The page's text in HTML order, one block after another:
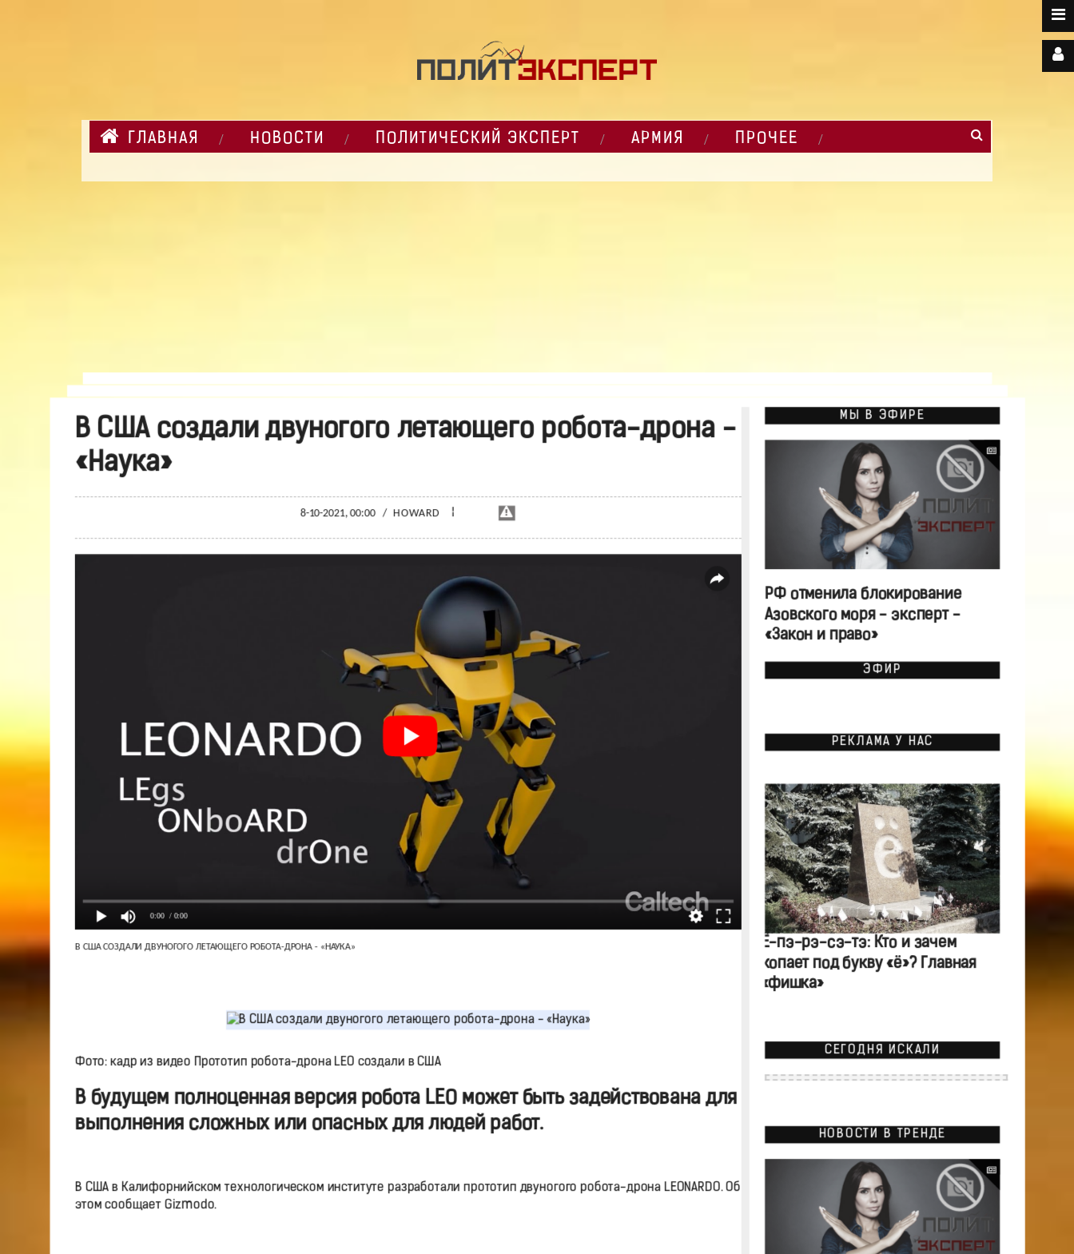
ГЛАВНАЯ НОВОСТИ ПОЛИТИЧЕСКИЙ ЭКСПЕРТ АРМИЯ ПРОЧЕЕ
В США создали двуногого летающего робота-дрона -
«Наука»
8-10-2021, 00:00 / HOWARD ¦
0:00 / 0:00
В США СОЗДАЛИ ДВУНОГОГО ЛЕТАЮЩЕГО РОБОТА-ДРОНА - «НАУКА»
Фото: кадр из видео Прототип робота-дрона LEO создали в США
В будущем полноценная версия робота LEO может быть задействована для
выполнения сложных или опасных для людей работ.
В США в Калифорнийском технологическом институте разработали прототип двуногого робота-дрона LEONARDO. Об
этом сообщает Gizmodo.
МЫ В ЭФИРЕ
РФ отменила блокирование
Азовского моря - эксперт -
«Закон и право»
ЭФИР
РЕКЛАМА У НАС
Ё-пэ-рэ-сэ-тэ: Кто и зачем
копает под букву «ё»? Главная
«фишка»
СЕГОДНЯ ИСКАЛИ
НОВОСТИ В ТРЕНДЕ